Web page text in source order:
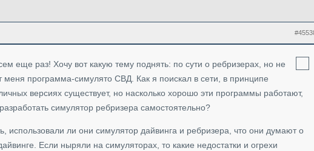
еще раз! Хочу вот какую тему поднять: по сути о ребризерах, но не
меня программа-симулято СВД. Как я поискал в сети, в принципе
версиях существует, но насколько хорошо эти программы работают,
симулятор ребризера самостоятельно?
использовали ли они симулятор дайвинга и ребризера, что они думают о
Если ныряли на симуляторах, то какие недостатки и огрехи